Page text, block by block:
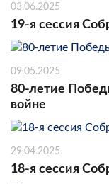
03.06.2025
19-я сессия
09.05.2025
80-летие
войне
29.04.2025
18-я сессия